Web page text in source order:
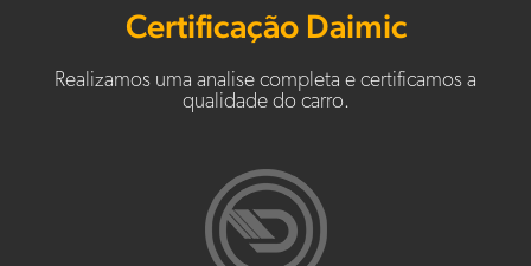
Certificação Daimic
Realizamos uma analise completa e certificamos a
qualidade do carro.